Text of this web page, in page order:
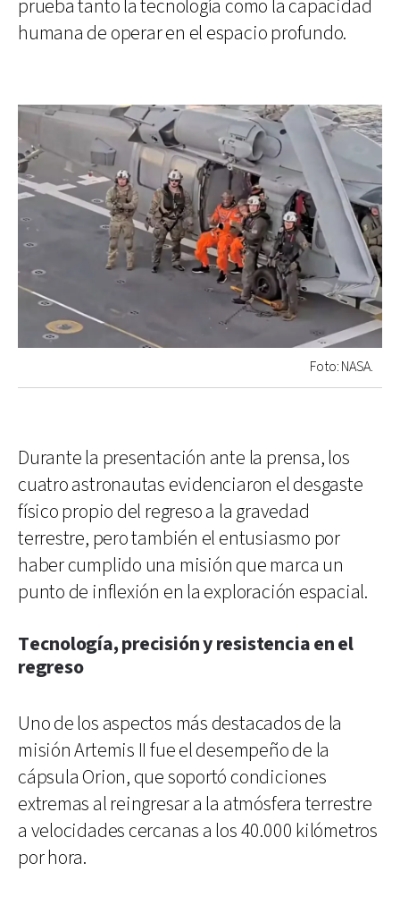
prueba tanto la tecnología como la capacidad
humana de operar en el espacio profundo.
Foto: NASA.
Durante la presentación ante la prensa, los
cuatro astronautas evidenciaron el desgaste
físico propio del regreso a la gravedad
terrestre, pero también el entusiasmo por
haber cumplido una misión que marca un
punto de inflexión en la exploración espacial.
Tecnología, precisión y resistencia en el
regreso
Uno de los aspectos más destacados de la
misión Artemis II fue el desempeño de la
cápsula Orion, que soportó condiciones
extremas al reingresar a la atmósfera terrestre
a velocidades cercanas a los 40.000 kilómetros
por hora.